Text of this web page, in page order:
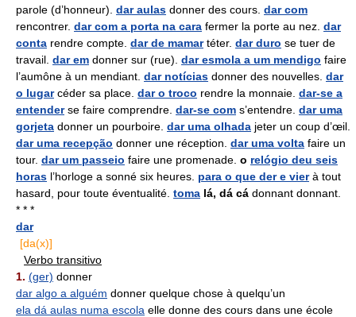
parole (d’honneur). dar aulas donner des cours. dar com
rencontrer. dar com a porta na cara fermer la porte au nez. dar
conta rendre compte. dar de mamartéter. dar duro se tuer de
travail. dar em donner sur (rue). dar esmola a um mendigo faire
l’aumône à un mendiant. dar notícias donner des nouvelles. dar
o lugarcéder sa place. dar o troco rendre la monnaie. dar-se a
entenderse faire comprendre. dar-se com s’entendre. dar uma
gorjeta donner un pourboire. dar uma olhada jeter un coup d’œil.
dar uma recepção donner une réception. dar uma volta faire un
tour. dar um passeio faire une promenade. o relógio deu seis
horas l’horloge a sonné six heures. para o que der e vierà tout
hasard, pour toute éventualité. toma lá, dá cá donnant donnant.
* * *
dar
[da(x)]
Verbo transitivo
1. (ger) donner
dar algo a alguém donner quelque chose à quelqu’un
ela dá aulas numa escola elle donne des cours dans une école